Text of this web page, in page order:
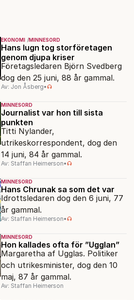
EKONOMI MINNESORD
Hans lugn tog storföretagen
genom djupa kriser
Företagsledaren Björn Svedberg
dog den 25 juni, 88 år gammal.
Av: Jon Åsberg•
MINNESORD
Journalist var hon till sista
punkten
Titti Nylander,
utrikeskorrespondent, dog den
14 juni, 84 år gammal.
Av: Staffan Heimerson•
MINNESORD
Hans Chrunak sa som det var
Idrottsledaren dog den 6 juni, 77
år gammal.
Av: Staffan Heimerson•
MINNESORD
Hon kallades ofta för ”Ugglan”
Margaretha af Ugglas. Politiker
och utrikesminister, dog den 10
maj, 87 år gammal.
Av: Staffan Heimerson